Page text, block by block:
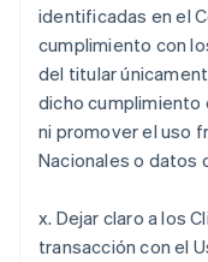
identificadas en el
cumplimiento con
del titular
dicho cumplimiento
ni promover el uso
Nacionales o datos
x. Dejar claro a los
transacción con el